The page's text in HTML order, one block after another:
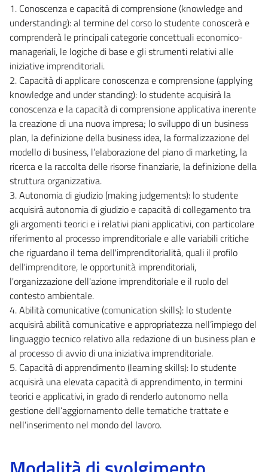
1. Conoscenza e capacità di comprensione (knowledge and
understanding): al termine del corso lo studente conoscerà e
comprenderà le principali categorie concettuali economico-
manageriali, le logiche di base e gli strumenti relativi alle
iniziative imprenditoriali.
2. Capacità di applicare conoscenza e comprensione (applying
knowledge and under standing): lo studente acquisirà la
conoscenza e la capacità di comprensione applicativa inerente
la creazione di una nuova impresa; lo sviluppo di un business
plan, la definizione della business idea, la formalizzazione del
modello di business, l’elaborazione del piano di marketing, la
ricerca e la raccolta delle risorse finanziarie, la definizione della
struttura organizzativa.
3. Autonomia di giudizio (making judgements): lo studente
acquisirà autonomia di giudizio e capacità di collegamento tra
gli argomenti teorici e i relativi piani applicativi, con particolare
riferimento al processo imprenditoriale e alle variabili critiche
che riguardano il tema dell'imprenditorialità, quali il profilo
dell'imprenditore, le opportunità imprenditoriali,
l'organizzazione dell'azione imprenditoriale e il ruolo del
contesto ambientale.
4. Abilità comunicative (comunication skills): lo studente
acquisirà abilità comunicative e appropriatezza nell’impiego del
linguaggio tecnico relativo alla redazione di un business plan e
al processo di avvio di una iniziativa imprenditoriale.
5. Capacità di apprendimento (learning skills): lo studente
acquisirà una elevata capacità di apprendimento, in termini
teorici e applicativi, in grado di renderlo autonomo nella
gestione dell’aggiornamento delle tematiche trattate e
nell’inserimento nel mondo del lavoro.